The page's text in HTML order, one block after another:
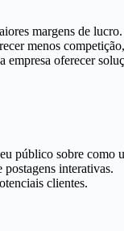
margens de lucro.
menos
empresa oferecer
público sobre como
interativas.
clientes.